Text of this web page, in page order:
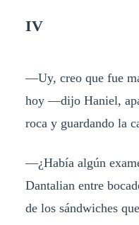
IV
—Uy, creo que fue
hoy —dijo Haniel,
roca y guardando la
—¿Había algún
Dantalian entre
de los sándwiches